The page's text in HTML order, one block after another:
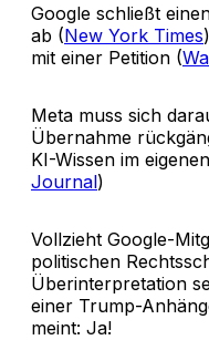
Google schließt
ab (New York Times
mit einer Petition (
Meta muss sich
Übernahme
KI-Wissen im
Journal)
Vollzieht Google-
politischen
Überinterpretation
einer Trump-
meint: Ja!